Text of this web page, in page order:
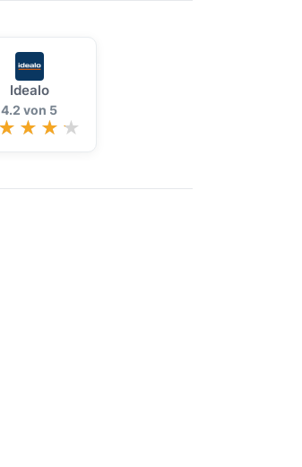
Idealo
4.2 von 5